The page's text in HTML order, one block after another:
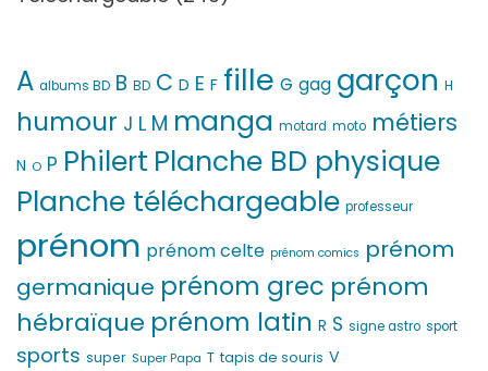
A albums BD B BD C D E F fille G gag garçon H
humour J L M manga motard moto métiers
N O P Philert Planche BD physique
Planche téléchargeable professeur
prénom prénom celte prénom comics prénom
germanique prénom grec prénom
hébraïque prénom latin R S signe astro sport
sports super Super Papa T tapis de souris V